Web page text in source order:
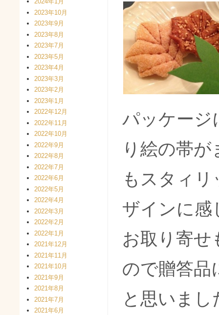
パッケージ
り絵の帯
もスタィ
ザインに感
お取り寄せ
ので贈答品
と思いま
2023年10月
2023年9月
2023年8月
2023年7月
2023年5月
2023年4月
2023年3月
2023年2月
2023年1月
2022年12月
2022年11月
2022年10月
2022年9月
2022年8月
2022年7月
2022年6月
2022年5月
2022年4月
2022年3月
2022年2月
2022年1月
2021年12月
2021年11月
2021年10月
2021年9月
2021年8月
2021年7月
2021年6月